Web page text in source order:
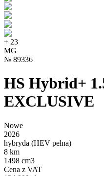
+ 23
MG
№ 89336
HS Hybrid+
EXCLUSIVE
Nowe
2026
hybryda (HEV pełna)
8 km
1498 cm3
Cena z VAT